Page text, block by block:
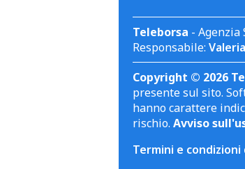
Teleborsa - Agenzia
Responsabile:
Copyright © 2026
presente sul sito.
hanno carattere
rischio. Avviso
Termini e condizioni